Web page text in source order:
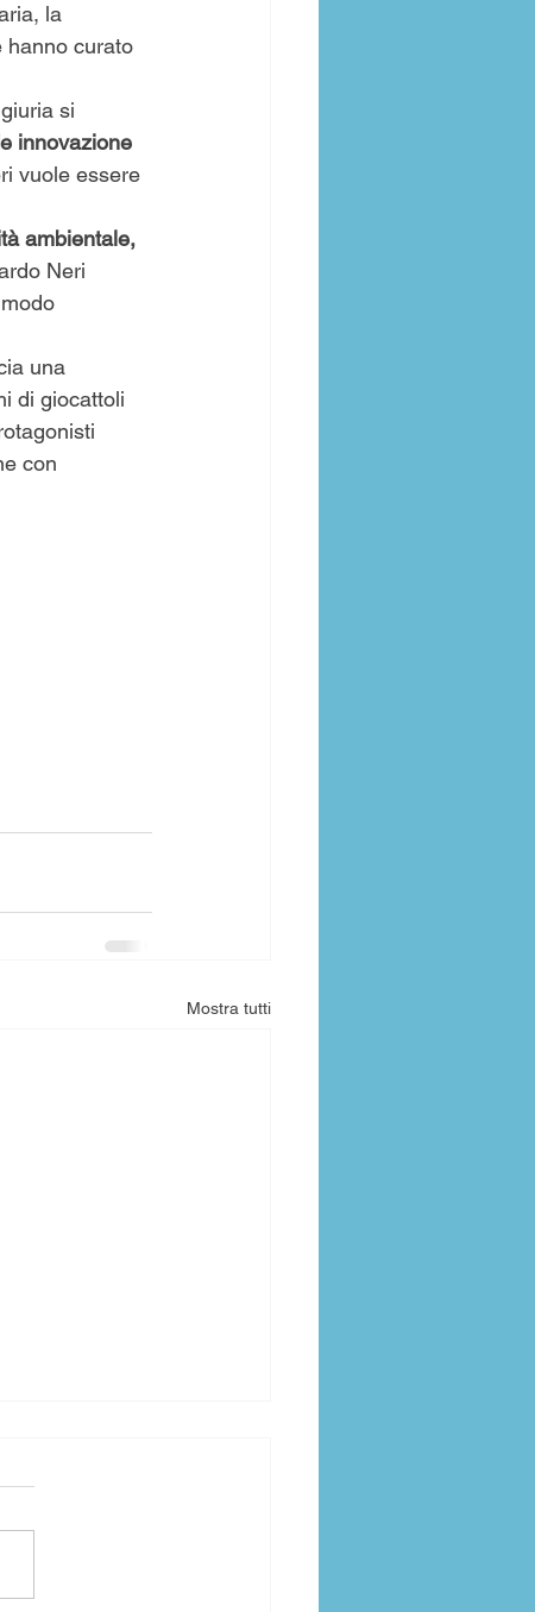
la
hanno curato
si
innovazione
vuole essere
ambientale,
Neri
una
di giocattoli
con
Mostra tutti